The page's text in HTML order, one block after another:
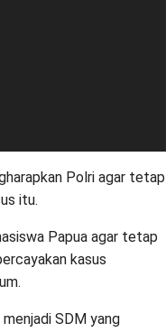
Polri agar tetap
itu.
Papua agar tetap
kasus
SDM yang